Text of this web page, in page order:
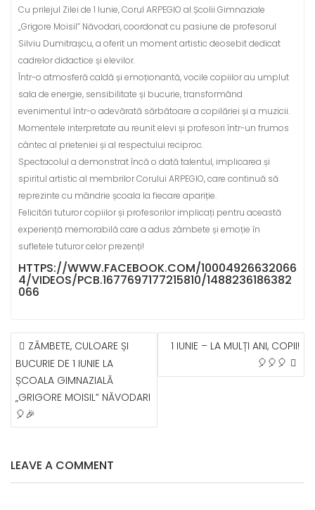
Cu prilejul Zilei de 1 Iunie, Corul ARPEGIO al Școlii Gimnaziale
„Grigore Moisil” Năvodari, coordonat cu pasiune de profesorul
Silviu Dumitrașcu, a oferit un moment artistic deosebit dedicat
cadrelor didactice și elevilor.
Într-o atmosferă caldă și emoționantă, vocile copiilor au umplut
sala de energie, sensibilitate și bucurie, transformând
evenimentul într-o adevărată sărbătoare a copilăriei și a muzicii.
Momentele interpretate au reunit elevi și profesori într-un frumos
cântec al prieteniei și al respectului reciproc.
Spectacolul a demonstrat încă o dată talentul, implicarea și
spiritul artistic al membrilor Corului ARPEGIO, care continuă să
reprezinte cu mândrie școala la fiecare apariție.
Felicitări tuturor copiilor și profesorilor implicați pentru această
experiență memorabilă care a adus zâmbete și emoție în
sufletele tuturor celor prezenți!
HTTPS://WWW.FACEBOOK.COM/10004926632066
4/VIDEOS/PCB.1677697177215810/1488236186382
066
NAVIGARE
ÎN
ARTICOLE
ZÂMBETE, CULOARE ȘI
BUCURIE DE 1 IUNIE LA
ȘCOALA GIMNAZIALĂ
„GRIGORE MOISIL” NĂVODARI
🎈🎉
1 IUNIE – LA MULȚI ANI, COPII!
🎈🎈🎈
LEAVE A COMMENT